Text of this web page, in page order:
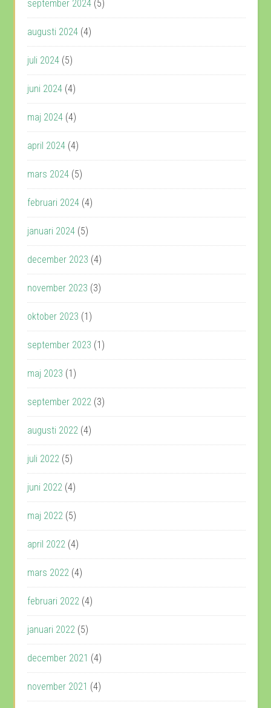
september 2024 (5)
augusti 2024 (4)
juli 2024 (5)
juni 2024 (4)
maj 2024 (4)
april 2024 (4)
mars 2024 (5)
februari 2024 (4)
januari 2024 (5)
december 2023 (4)
november 2023 (3)
oktober 2023 (1)
september 2023 (1)
maj 2023 (1)
september 2022 (3)
augusti 2022 (4)
juli 2022 (5)
juni 2022 (4)
maj 2022 (5)
april 2022 (4)
mars 2022 (4)
februari 2022 (4)
januari 2022 (5)
december 2021 (4)
november 2021 (4)